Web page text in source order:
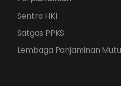
Sentra HKI
Satgas PPKS
Lembaga Panjaminan Mutu